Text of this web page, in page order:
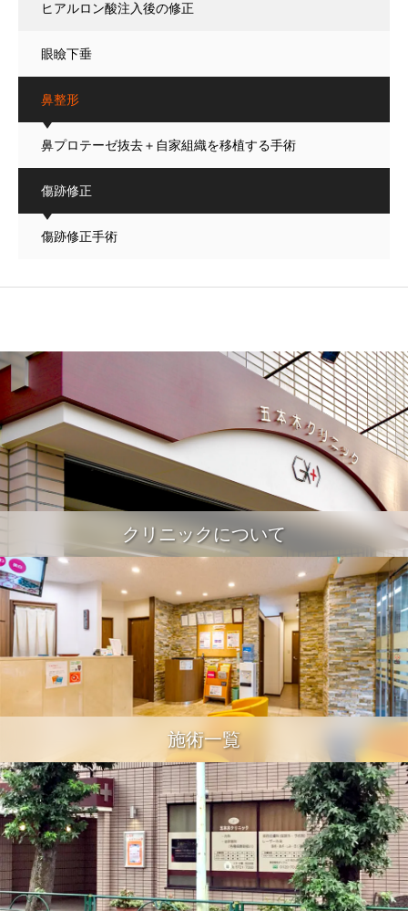
ヒアルロン酸注入後の修正
眼瞼下垂
鼻整形
鼻プロテーゼ抜去＋自家組織を移植する手術
傷跡修正
傷跡修正手術
クリニックについて
施術一覧